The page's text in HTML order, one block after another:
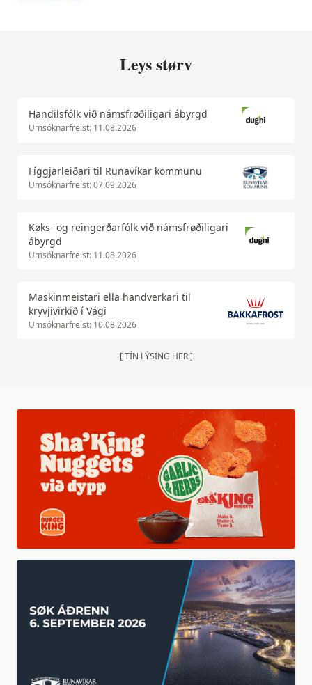
Leys størv
Handilsfólk við námsfrøðiligari ábyrgd
Umsóknarfreist: 11.08.2026
Fíggjarleiðari til Runavíkar kommunu
Umsóknarfreist: 07.09.2026
Køks- og reingerðarfólk við námsfrøðiligari
ábyrgd
Umsóknarfreist: 11.08.2026
Maskinmeistari ella handverkari til
kryvjivirkið í Vági
Umsóknarfreist: 10.08.2026
[ TÍN LÝSING HER ]